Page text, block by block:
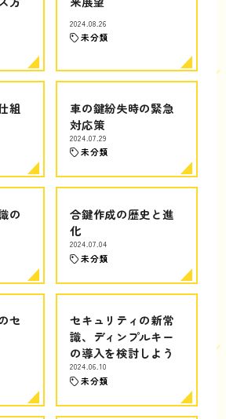
2024.08.26
未分類
組
車の鍵紛失時の緊急
対応策
2024.07.29
未分類
の
合鍵作成の歴史と進
化
2024.07.04
未分類
セ
セキュリティの新常
識、ディンプルキー
の導入を検討しよう
2024.06.10
未分類